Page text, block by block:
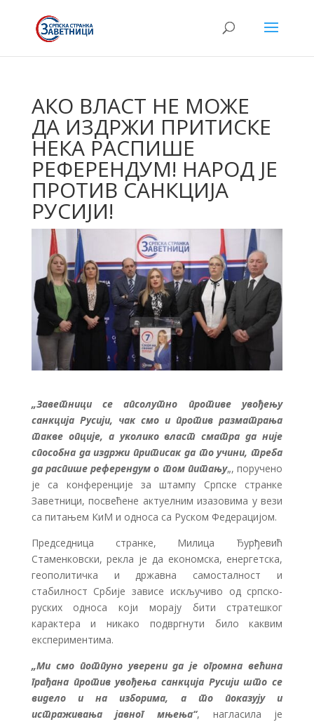
АКО ВЛАСТ НЕ МОЖЕ
ДА ИЗДРЖИ ПРИТИСКЕ
НЕКА РАСПИШЕ
РЕФЕРЕНДУМ! НАРОД ЈЕ
ПРОТИВ САНКЦИЈА
РУСИЈИ!
„Заветници се апсолутно противе увођењу
санкција Русији, чак смо и против разматрања
такве опције, а уколико власт сматра да није
способна да издржи притисак да то учини, треба
да распише референдум о том питању„, поручено
је са конференције за штампу Српске странке
Заветници, посвећене актуелним изазовима у вези
са питањем КиМ и односа са Руском Федерацијом.
Председница странке, Милица Ђурђевић
Стаменковски, рекла је да економска, енергетска,
геополитичка и државна самосталност и
стабилност Србије зависе искључиво од српско-
руских односа који морају бити стратешког
карактера и никако подвргнути било каквим
експериментима.
„Ми смо потпуно уверени да је огромна већина
грађана против увођења санкција Русији што се
видело и на изборима, а то показују и
истраживања јавног мњења“, нагласила је